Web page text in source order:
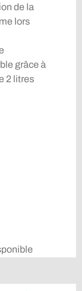
de la
lors
grâce à
2 litres